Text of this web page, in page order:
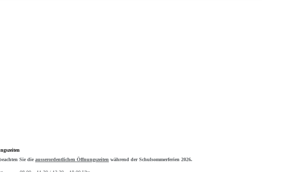
Sie die ausserordentlichen Öffnungszeiten während der Schulsommerferien 2026.